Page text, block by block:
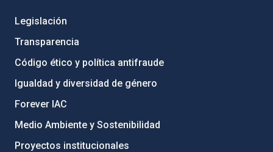
Legislación
Transparencia
Código ético y política antifraude
Igualdad y diversidad de género
Forever IAC
Medio Ambiente y Sostenibilidad
Proyectos institucionales